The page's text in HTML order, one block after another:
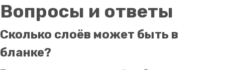
Вопросы и ответы
Сколько слоёв может быть в
бланке?